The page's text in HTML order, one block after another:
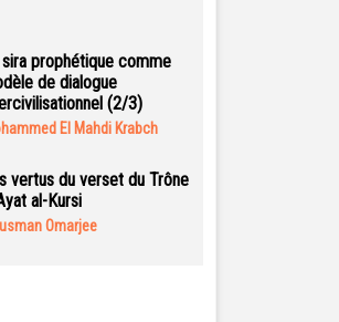
sira prophétique comme
de dialogue
(2/3)
El Mahdi Krabch
vertus du verset du Trône
al-Kursi
Omarjee